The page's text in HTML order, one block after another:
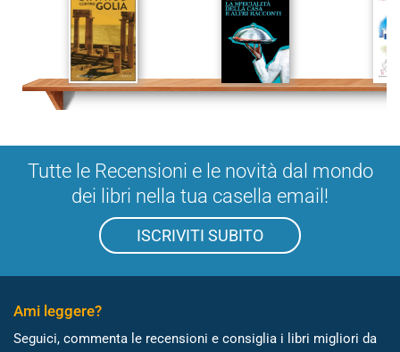
Tutte le Recensioni e le novità dal mondo
dei libri nella tua casella email!
ISCRIVITI SUBITO
Ami leggere?
Seguici, commenta le recensioni e consiglia i libri migliori da